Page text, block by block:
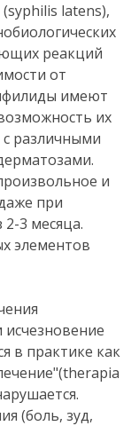
latens),
реакций
от
имеют
их
различными
и
при
2-3 месяца.
элементов
исчезновение
в практике как
(боль, зуд,